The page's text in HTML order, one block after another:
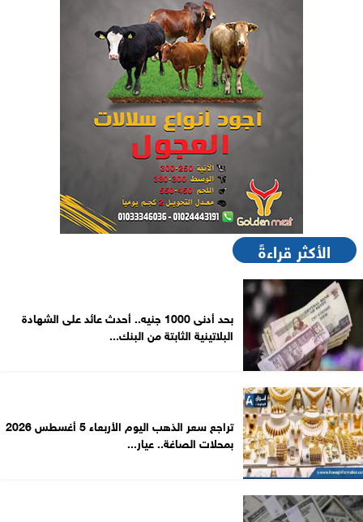
الأكثر قراءةً
بحد أدنى 1000 جنيه.. أحدث عائد على الشهادة
البلاتينية الثابتة من البنك...
تراجع سعر الذهب اليوم الأربعاء 5 أغسطس 2026
بمحلات الصاغة.. عيار...